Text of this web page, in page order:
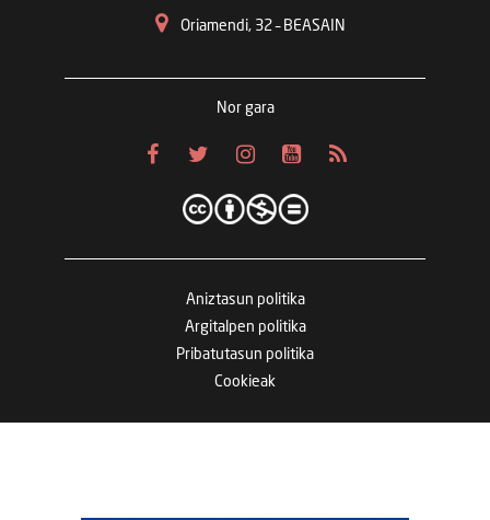
Oriamendi, 32 – BEASAIN
Nor gara
Aniztasun politika
Argitalpen politika
Pribatutasun politika
Cookieak